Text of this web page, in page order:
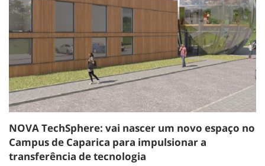
NOVA TechSphere: vai nascer um novo espaço no
Campus de Caparica para impulsionar a
transferência de tecnologia